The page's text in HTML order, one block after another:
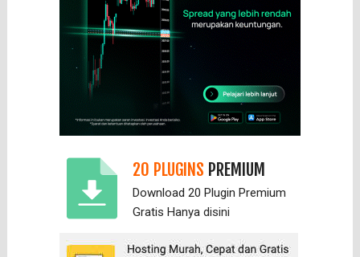
20 PLUGINS PREMIUM
Download 20 Plugin Premium
Gratis Hanya disini